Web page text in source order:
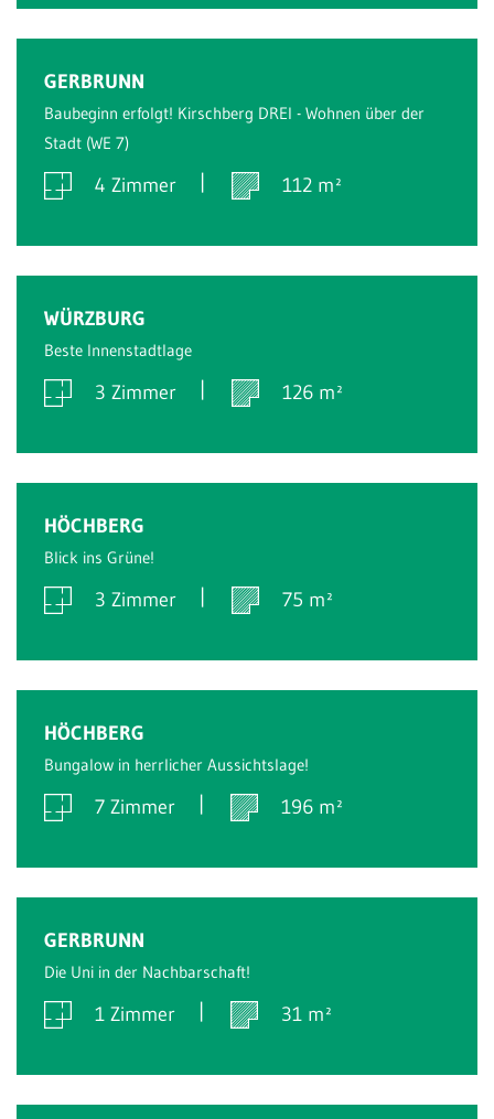
GERBRUNN
Baubeginn erfolgt! Kirschberg DREI - Wohnen über der
Stadt (WE 7)
4 Zimmer 112 m²
WÜRZBURG
Beste Innenstadtlage
3 Zimmer 126 m²
HÖCHBERG
Blick ins Grüne!
3 Zimmer 75 m²
HÖCHBERG
Bungalow in herrlicher Aussichtslage!
7 Zimmer 196 m²
GERBRUNN
Die Uni in der Nachbarschaft!
1 Zimmer 31 m²